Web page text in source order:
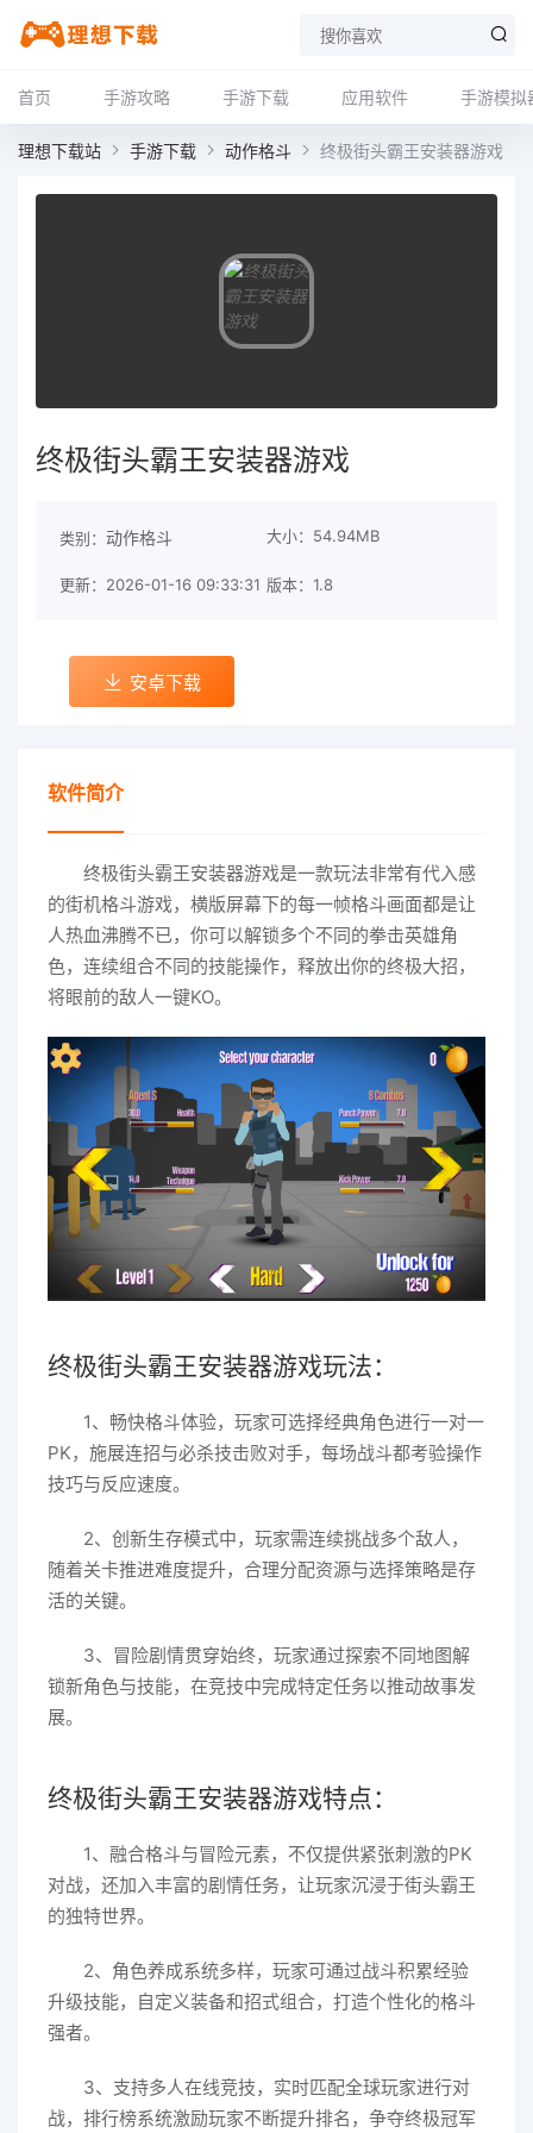
首页 手游攻略 手游下载 应用软件 手游模拟
理想下载站 手游下载 动作格斗 终极街头霸王安装器游戏
终极街头霸王安装器游戏
类别： 动作格斗 大小：54.94MB
更新：2026-01-16 09:33:31 版本：1.8
安卓下载
软件简介
终极街头霸王安装器游戏是一款玩法非常有代入感
的街机格斗游戏，横版屏幕下的每一帧格斗画面都是让
人热血沸腾不已，你可以解锁多个不同的拳击英雄角
色，连续组合不同的技能操作，释放出你的终极大招，
将眼前的敌人一键KO。
终极街头霸王安装器游戏玩法：
1、畅快格斗体验，玩家可选择经典角色进行一对一
PK，施展连招与必杀技击败对手，每场战斗都考验操作
技巧与反应速度。
2、创新生存模式中，玩家需连续挑战多个敌人，
随着关卡推进难度提升，合理分配资源与选择策略是存
活的关键。
3、冒险剧情贯穿始终，玩家通过探索不同地图解
锁新角色与技能，在竞技中完成特定任务以推动故事发
展。
终极街头霸王安装器游戏特点：
1、融合格斗与冒险元素，不仅提供紧张刺激的PK
对战，还加入丰富的剧情任务，让玩家沉浸于街头霸王
的独特世界。
2、角色养成系统多样，玩家可通过战斗积累经验
升级技能，自定义装备和招式组合，打造个性化的格斗
强者。
3、支持多人在线竞技，实时匹配全球玩家进行对
战，排行榜系统激励玩家不断提升排名，争夺终极冠军